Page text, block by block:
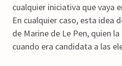
cualquier iniciativa que vaya
En cualquier caso, esta idea
de Marine de Le Pen, quien
cuando era candidata a las